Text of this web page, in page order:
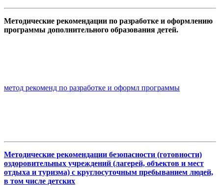
Методические рекомендации по разработке и оформлению
программы дополнительного образования детей.
метод рекоменд по разработке и оформл программы
Методические рекомендации безопасности (готовности)
оздоровительных учреждений (лагерей, объектов и мест
отдыха и туризма) с круглосуточным пребыванием людей,
в том числе детских